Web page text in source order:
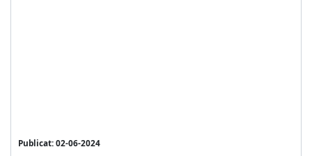
Publicat: 02-06-2024